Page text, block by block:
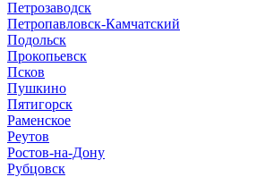
Петрозаводск
Петропавловск-Камчатский
Подольск
Прокопьевск
Псков
Пушкино
Пятигорск
Раменское
Реутов
Ростов-на-Дону
Рубцовск